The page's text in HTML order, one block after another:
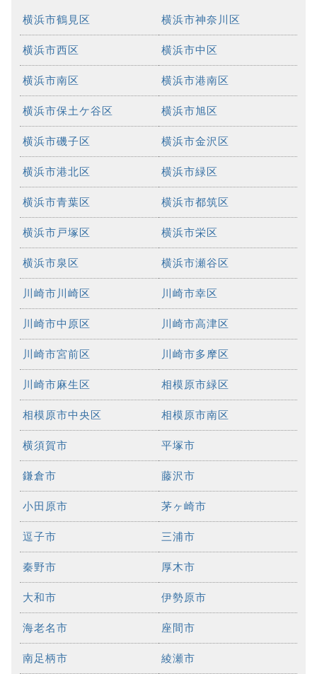
横浜市鶴見区 横浜市神奈川区
横浜市西区 横浜市中区
横浜市南区 横浜市港南区
横浜市保土ケ谷区 横浜市旭区
横浜市磯子区 横浜市金沢区
横浜市港北区 横浜市緑区
横浜市青葉区 横浜市都筑区
横浜市戸塚区 横浜市栄区
横浜市泉区 横浜市瀬谷区
川崎市川崎区 川崎市幸区
川崎市中原区 川崎市高津区
川崎市宮前区 川崎市多摩区
川崎市麻生区 相模原市緑区
相模原市中央区 相模原市南区
横須賀市 平塚市
鎌倉市 藤沢市
小田原市 茅ヶ崎市
逗子市 三浦市
秦野市 厚木市
大和市 伊勢原市
海老名市 座間市
南足柄市 綾瀬市